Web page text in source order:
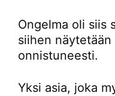
Ongelma oli siis
siihen
onnistuneesti.
Yksi asia, joka